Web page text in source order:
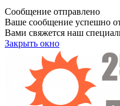
Сообщение отправлено
Ваше сообщение успешно
Вами свяжется наш
Закрыть окно